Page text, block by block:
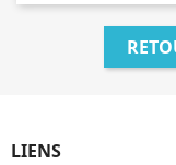
LIENS